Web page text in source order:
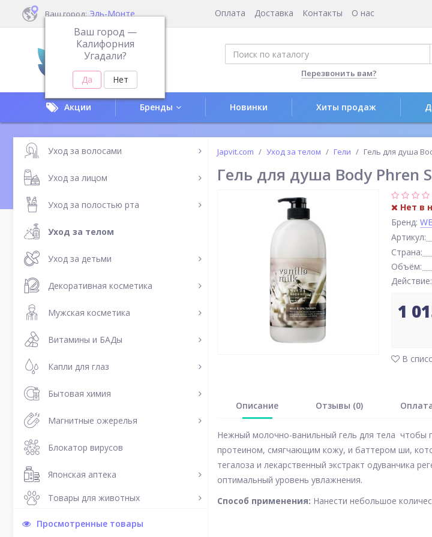
Ваш город: Эль-Монте
Ваш город —
Калифорния
Угадали?
Оплата Доставка Контакты О нас
Перезвонить вам?
Акции Бренды Новинки Хиты продаж
Уход за волосами
Уход за лицом
Уход за полостью рта
Уход за телом
Уход за детьми
Декоративная косметика
Мужская косметика
Витамины и БАДы
Капли для глаз
Бытовая химия
Магнитные ожерелья
Блокатор вирусов
Японская аптека
Товары для животных
Просмотренные товары
Japvit.com Уход за телом Гели Гель для душа
Гель для душа Body Phren
Нет в
Бренд:
Артикул:
Страна:
Объём:
Действие:
1
В
Описание Отзывы (0)
Нежный молочно-ванильный гель для тела чтобы
протеином, смягчающим кожу, и баттером ши,
тегалоза и лекарственный экстракт одуванчика
оптимальный уровень увлажнения.
Способ применения: Нанести небольшое